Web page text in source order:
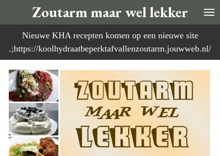
direct
naar
de
Zoutarm maar wel lekker
Nieuwe KHA recepten komen op een nieuwe site
.;https://koolhydraatbeperktafvallenzoutarm.jouwweb.nl/